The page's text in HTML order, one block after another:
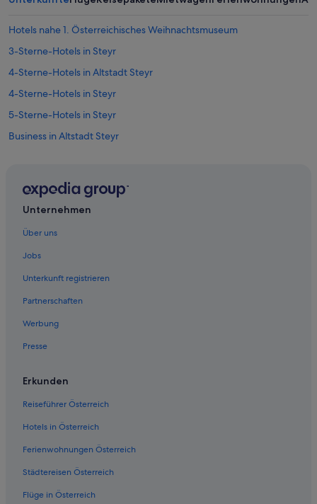
Hotels nahe 1. Österreichisches Weihnachtsmuseum
3-Sterne-Hotels in Steyr
4-Sterne-Hotels in Altstadt Steyr
4-Sterne-Hotels in Steyr
5-Sterne-Hotels in Steyr
Business in Altstadt Steyr
Hotels nahe Bummerlhaus
Garsten Hotels
Hütten in Garsten
Villen in Garsten
Hotels nahe Marienkirche
Hotels nahe Schnallentor
Pensionen in St. Ulrich bei Steyr
Hotels nahe Stadtpfarrkirche Steyr
Ferienwohnungen in Steyr
Unternehmen
Über uns
Jobs
Unterkunft registrieren
Partnerschaften
Werbung
Presse
Erkunden
Reiseführer Österreich
Hotels in Österreich
Ferienwohnungen Österreich
Städtereisen Österreich
Flüge in Österreich